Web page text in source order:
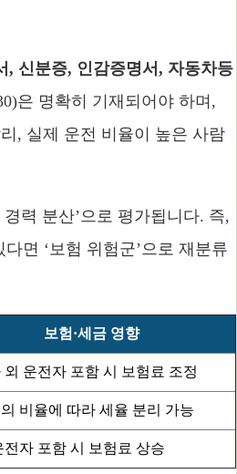
, 신분증, 인감증명서, 자동차등
은 명확히 기재되어야 하며,
, 실제 운전 비율이 높은 사람
력 분산’으로 평가됩니다. 즉,
면 ‘보험 위험군’으로 재분류
보험·세금 영향
외 운전자 포함 시 보험료 조정
비율에 따라 세율 분리 가능
전자 포함 시 보험료 상승